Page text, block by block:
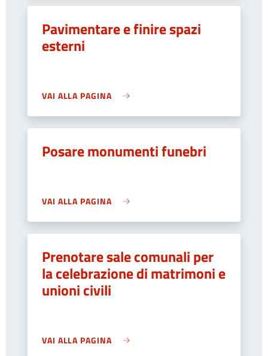
Pavimentare e finire spazi
esterni
VAI ALLA PAGINA
Posare monumenti funebri
VAI ALLA PAGINA
Prenotare sale comunali per
la celebrazione di matrimoni e
unioni civili
VAI ALLA PAGINA